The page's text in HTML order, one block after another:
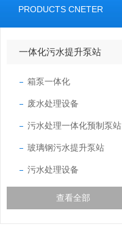
PRODUCTS CNETER
一体化污水提升泵站
箱泵一体化
废水处理设备
污水处理一体化预制泵站
玻璃钢污水提升泵站
污水处理设备
查看全部